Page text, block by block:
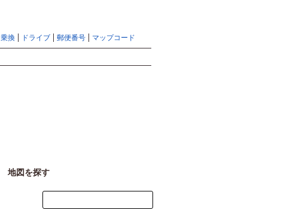
乗換 ドライブ 郵便番号 マップコード
地図を探す